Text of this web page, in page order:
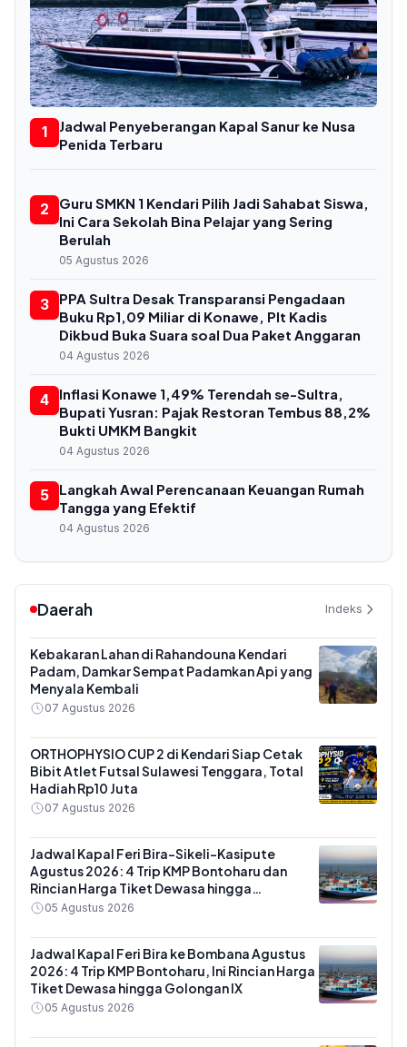
1
Jadwal Penyeberangan Kapal Sanur ke Nusa
Penida Terbaru
2
Guru SMKN 1 Kendari Pilih Jadi Sahabat Siswa,
Ini Cara Sekolah Bina Pelajar yang Sering
Berulah
05 Agustus 2026
3
PPA Sultra Desak Transparansi Pengadaan
Buku Rp1,09 Miliar di Konawe, Plt Kadis
Dikbud Buka Suara soal Dua Paket Anggaran
04 Agustus 2026
4
Inflasi Konawe 1,49% Terendah se-Sultra,
Bupati Yusran: Pajak Restoran Tembus 88,2%
Bukti UMKM Bangkit
04 Agustus 2026
5
Langkah Awal Perencanaan Keuangan Rumah
Tangga yang Efektif
04 Agustus 2026
Daerah Indeks
Kebakaran Lahan di Rahandouna Kendari
Padam, Damkar Sempat Padamkan Api yang
Menyala Kembali
07 Agustus 2026
ORTHOPHYSIO CUP 2 di Kendari Siap Cetak
Bibit Atlet Futsal Sulawesi Tenggara, Total
Hadiah Rp10 Juta
07 Agustus 2026
Jadwal Kapal Feri Bira-Sikeli-Kasipute
Agustus 2026: 4 Trip KMP Bontoharu dan
Rincian Harga Tiket Dewasa hingga
Kendaraan Golongan IX
05 Agustus 2026
Jadwal Kapal Feri Bira ke Bombana Agustus
2026: 4 Trip KMP Bontoharu, Ini Rincian Harga
Tiket Dewasa hingga Golongan IX
05 Agustus 2026